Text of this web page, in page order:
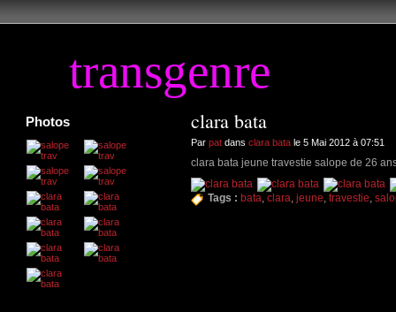
transgenre
Photos clara bata
Par pat dans clara bata le 5 Mai 2012 à 07:51
clara bata jeune travestie salope de 26
Tags : bata, clara, jeune, travestie,